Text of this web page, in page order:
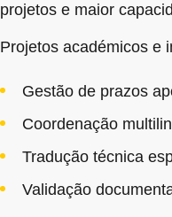
projetos e maior
Projetos académicos e
Gestão de prazos
Coordenação
Tradução técnica
Validação